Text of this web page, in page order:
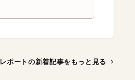
レポートの新着記事をもっと見る